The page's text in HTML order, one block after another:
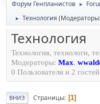
Форум Генпланистов ►
► Технология (Модераторы:
Технология
Технология, технологи,
Модераторы: Max,
0 Пользователи и 2
ВНИЗ Страницы 1